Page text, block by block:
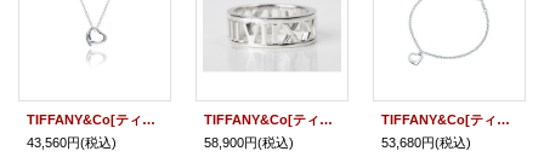
TIFFANY&Co[ティファニー] オープン ハート ネックレス（ミニ） 並行輸入品
43,560円(税込)
TIFFANY&Co[ティファニー] アトラス オープン リング 並行輸入品
58,900円(税込)
TIFFANY&Co[ティファニー] オープンハート ブレスレット 並行輸入品
53,680円(税込)